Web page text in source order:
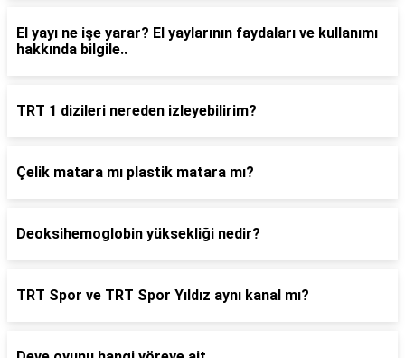
El yayı ne işe yarar? El yaylarının faydaları ve kullanımı
hakkında bilgile..
TRT 1 dizileri nereden izleyebilirim?
Çelik matara mı plastik matara mı?
Deoksihemoglobin yüksekliği nedir?
TRT Spor ve TRT Spor Yıldız aynı kanal mı?